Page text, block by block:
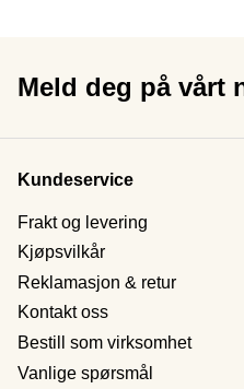
Meld deg på vårt
Kundeservice
Frakt og levering
Kjøpsvilkår
Reklamasjon & retur
Kontakt oss
Bestill som virksomhet
Vanlige spørsmål